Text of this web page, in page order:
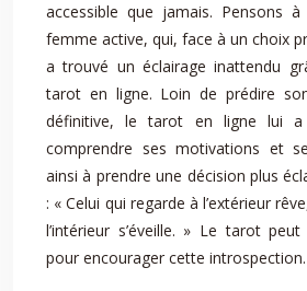
accessible que jamais. Pensons
femme active, qui, face à un choix
a trouvé un éclairage inattendu
tarot en ligne. Loin de prédire
définitive, le tarot en ligne lui
comprendre ses motivations et
ainsi à prendre une décision plus
: « Celui qui regarde à l’extérieur
l’intérieur s’éveille. » Le tarot
pour encourager cette introspection.